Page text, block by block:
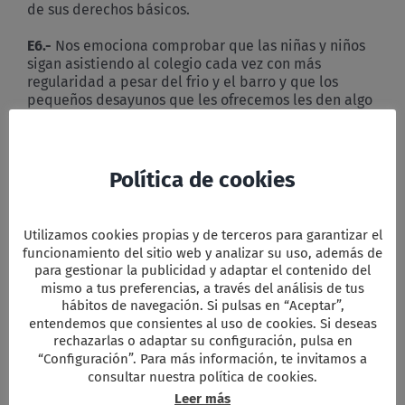
de sus derechos básicos.
E6.- Nos emociona comprobar que las niñas y niños
sigan asistiendo al colegio cada vez con más
regularidad a pesar del frio y el barro y que los
pequeños desayunos que les ofrecemos les den algo
repetir el gesto de aquella noche en la que nos
entregaste tu mensaje de amor sin límites:
Todos.- Tomando un trozo de pan lo repartiste
diciendo “Tomad y comed todos de él, porque esto es
mi Cuerpo, que será entregado por vosotros.
E8.-Sellamos este pacto por el Reino con esta copa
de vino que regocija el corazón del hombre.
TODOS: Tomad y bebed todos de él, porque éste es el
cáliz de mi Sangre, Sangre de la alianza nueva y
eterna que será derramada por vosotros y por toda la
Política de cookies
Utilizamos cookies propias y de terceros para garantizar el
funcionamiento del sitio web y analizar su uso, además de
para gestionar la publicidad y adaptar el contenido del
mismo a tus preferencias, a través del análisis de tus
hábitos de navegación. Si pulsas en “Aceptar”,
entendemos que consientes al uso de cookies. Si deseas
rechazarlas o adaptar su configuración, pulsa en
“Configuración”. Para más información, te invitamos a
consultar nuestra política de cookies.
Leer más